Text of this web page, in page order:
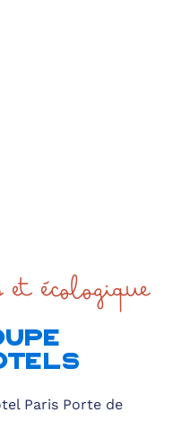
écologique